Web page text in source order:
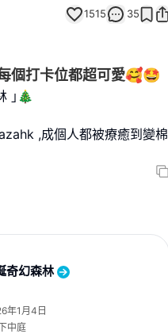
1515 35
個打卡位都超可愛🥰🤩
｣🎄
,成個人都被療癒到變棉
奇幻森林
年1月4日
中庭